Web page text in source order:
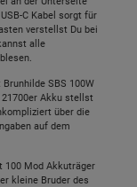
C Kabel sorgt für
verstellst Du bei
alle
SBS 100W
21700er Akku stellst
über die
auf dem
100 Mod Akkuträger
kleine Bruder des